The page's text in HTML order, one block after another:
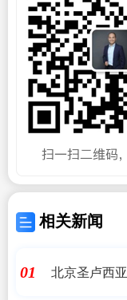
相关新闻
01
北京圣卢西